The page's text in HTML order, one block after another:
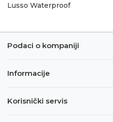
Lusso Waterproof
Podaci o kompaniji
Informacije
Korisnički servis